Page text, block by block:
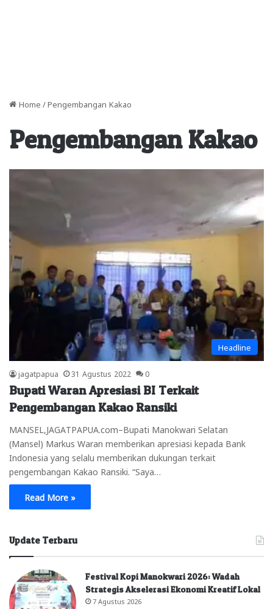
Home / Pengembangan Kakao
Pengembangan Kakao
Headline
jagatpapua 31 Agustus 2022 0
Bupati Waran Apresiasi BI Terkait
Pengembangan Kakao Ransiki
MANSEL,JAGATPAPUA.com–Bupati Manokwari Selatan
(Mansel) Markus Waran memberikan apresiasi kepada Bank
Indonesia yang selalu memberikan dukungan terkait
pengembangan Kakao Ransiki. “Saya…
Read More »
Update Terbaru
Festival Kopi Manokwari 2026: Wadah
Strategis Akselerasi Ekonomi Kreatif Lokal
7 Agustus 2026